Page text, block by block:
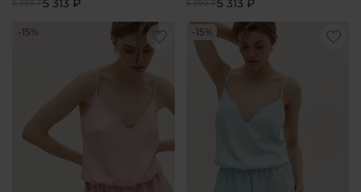
6 250 ₽5 313 ₽ 6 250 ₽5 313 ₽
-15% -15%